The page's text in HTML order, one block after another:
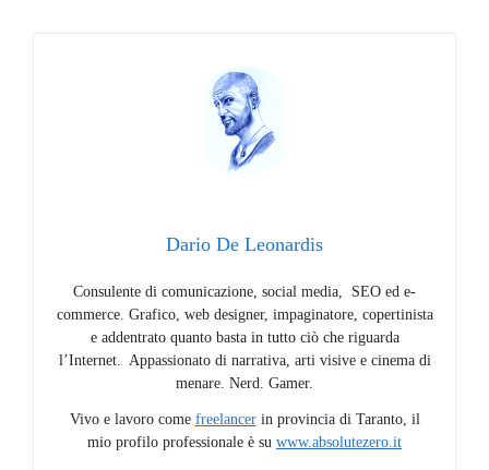
Dario De Leonardis
Consulente di comunicazione, social media, SEO ed e-
commerce. Grafico, web designer, impaginatore, copertinista
e addentrato quanto basta in tutto ciò che riguarda
l’Internet. Appassionato di narrativa, arti visive e cinema di
menare. Nerd. Gamer.
Vivo e lavoro come freelancerin provincia di Taranto, il
mio profilo professionale è su www.absolutezero.it